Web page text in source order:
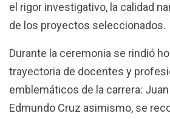
el rigor investigativo, la calidad
de los proyectos seleccionados.
Durante la ceremonia se rindió
trayectoria de docentes y
emblemáticos de la carrera:
Edmundo Cruz asimismo, se